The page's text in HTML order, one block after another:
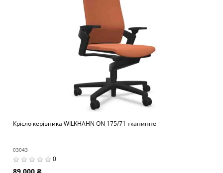
Крісло керівника WILKHAHN ON 175/71 тканинне
03043
0